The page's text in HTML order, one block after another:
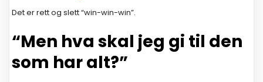
Det er rett og slett “win-win-win”.
“Men hva skal jeg gi til den
som har alt?”